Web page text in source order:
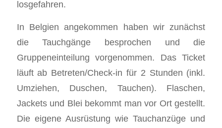
losgefahren.
In Belgien angekommen haben wir zunächst
die Tauchgänge besprochen und die
Gruppeneinteilung vorgenommen. Das Ticket
läuft ab Betreten/Check-in für 2 Stunden (inkl.
Umziehen, Duschen, Tauchen). Flaschen,
Jackets und Blei bekommt man vor Ort gestellt.
Die eigene Ausrüstung wie Tauchanzüge und